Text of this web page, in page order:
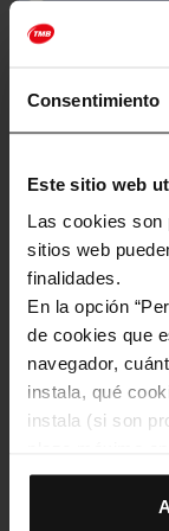
Consentimiento
Este sitio web
Las cookies son
sitios web
finalidades.
En la opción
de cookies que
navegador,
instala, qué
instala (si son
navegador. Si
que no instala
de